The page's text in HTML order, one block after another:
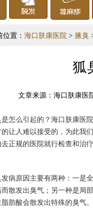
位置： 海口肤康医院 > 腋臭
狐
文章来源：海口肤康医
是怎么引起的？海口肤康医
让人难以接受的，为此我
正规的医院就行检查和治
发病原因主要有两种：一是
散发出臭气；另一种是局
肪酸会散发出特殊的臭气。